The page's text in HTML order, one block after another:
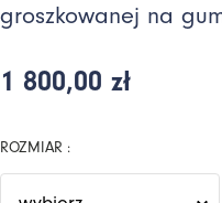
groszkowanej na
1 800,00 zł
ROZMIAR :